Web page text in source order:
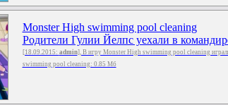
Monster High swimming pool cleaning
Родители Гулии Йелпс уехали в
[18.09.2015: admin], В игру Monster High swimming pool cleaning
swimming pool cleaning: 0.85 Мб